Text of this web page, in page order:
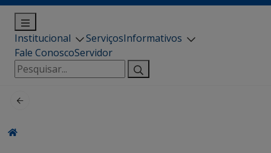
Institucional ServiçosInformativos
Fale ConoscoServidor
Pesquisar
por: